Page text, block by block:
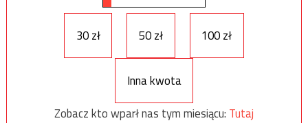
30 zł 50 zł 100 zł
Inna kwota
Zobacz kto wparł nas tym miesiącu: Tutaj